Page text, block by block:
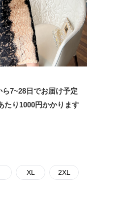
ら7~28日でお届け予定
たり 1000円かかります
XL 2XL